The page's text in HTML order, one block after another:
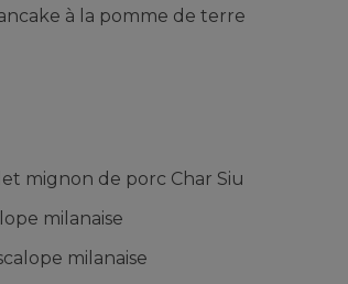
à la pomme de terre
mignon de porc Char Siu
milanaise
milanaise